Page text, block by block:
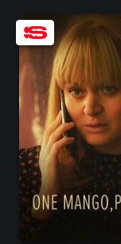
5.3 5.1